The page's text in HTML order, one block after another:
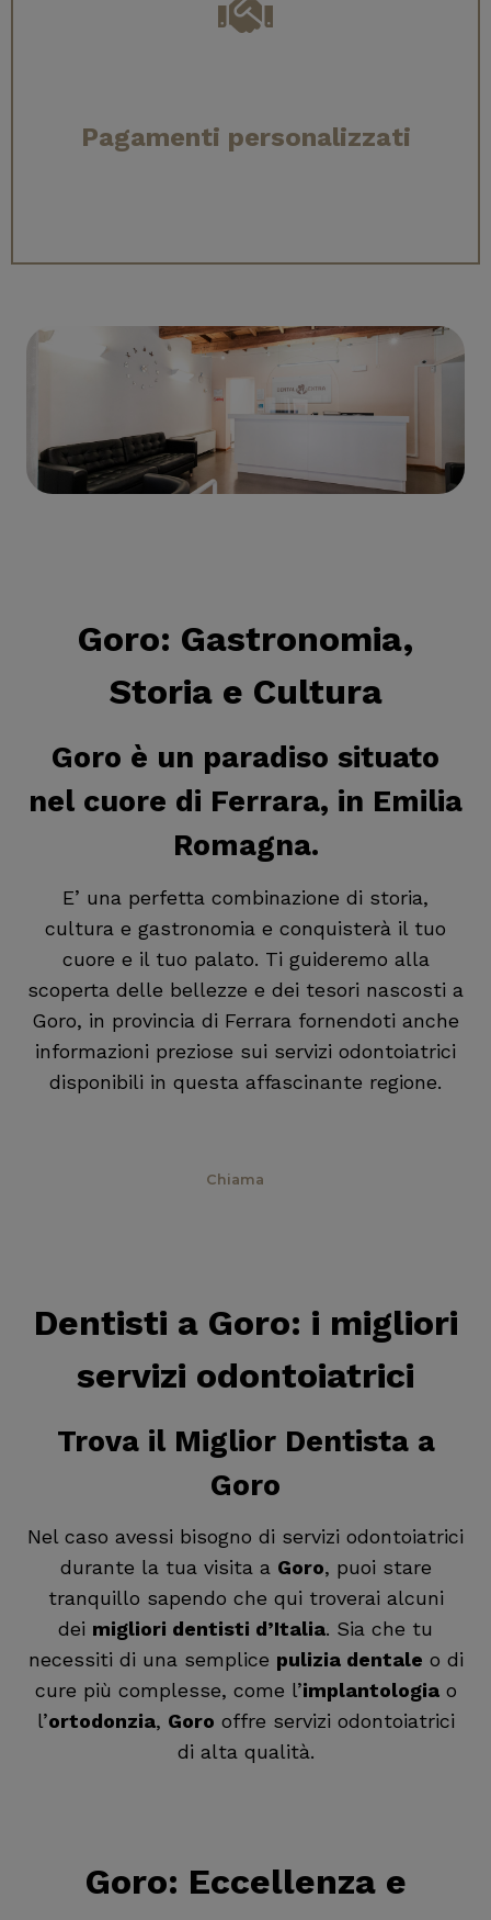
Pagamenti personalizzati
Goro: Gastronomia,
Storia e Cultura
Goro è un paradiso situato
nel cuore di Ferrara, in Emilia
Romagna.
E’ una perfetta combinazione di storia,
cultura e gastronomia e conquisterà il tuo
cuore e il tuo palato. Ti guideremo alla
scoperta delle bellezze e dei tesori nascosti a
Goro, in provincia di Ferrara fornendoti anche
informazioni preziose sui servizi odontoiatrici
disponibili in questa affascinante regione.
Chiama
Dentisti a Goro: i migliori
servizi odontoiatrici
Trova il Miglior Dentista a
Goro
Nel caso avessi bisogno di servizi odontoiatrici
durante la tua visita a Goro, puoi stare
tranquillo sapendo che qui troverai alcuni
dei migliori dentisti d’Italia. Sia che tu
necessiti di una semplice pulizia dentale o di
cure più complesse, come l’implantologiao
l’ortodonzia, Goro offre servizi odontoiatrici
di alta qualità.
Goro: Eccellenza e